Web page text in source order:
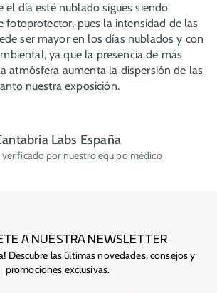
el día esté nublado sigues siendo
fotoprotector, pues la intensidad de las
ser mayor en los días nublados y con
ya que la presencia de más
atmósfera aumenta la dispersión de las
nuestra exposición.
Labs España
por nuestro equipo médico
A NUESTRA NEWSLETTER
Descubre las últimas novedades, consejos y
promociones exclusivas.